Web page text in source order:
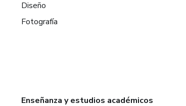
Diseño
Fotografía
Enseñanza y estudios académicos